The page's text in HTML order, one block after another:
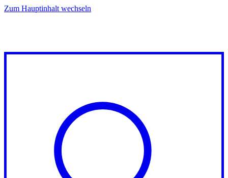
Zum Hauptinhalt wechseln